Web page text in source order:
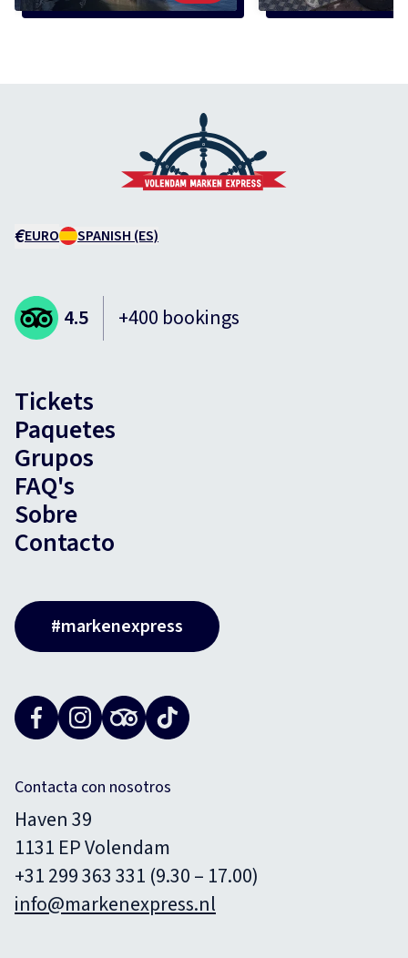
€EURO SPANISH (ES)
Contacta con nosotros
Haven 39
1131 EP Volendam
+31 299 363 331 (9.30 – 17.00)
info@markenexpress.nl
4.5 +400 bookings
Tickets
Paquetes
Grupos
FAQ's
Sobre
Contacto
#markenexpress